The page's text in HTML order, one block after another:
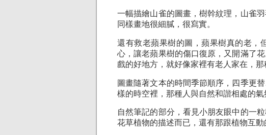
一幅描繪山雀的圖畫，樹幹紋理，山雀
同樣畫地很細膩，很寫實。
還有救老蘋果樹的圖，蘋果樹真的老，
心，讓老蘋果樹的傷口復原，又開滿了
戲的好地方，就好像家裡有老人家在，那
圖畫隨著文本的時間季節順序，四季更
樣的時空裡，那種人與自然和諧相處的
自然筆記的部分，看見小朋友眼中的一
花草植物的描述而已，還有那跟植物互動